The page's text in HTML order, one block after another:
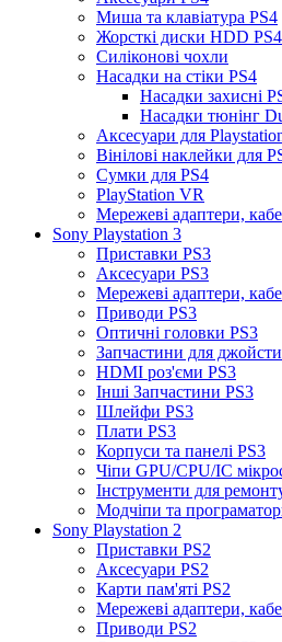
Миша та клавіатура PS4
Жорсткі диски HDD PS4
Силіконові чохли
Насадки на стіки PS4
Насадки захисні
Насадки тюнінг
Аксесуари для
Вінілові наклейки для
Сумки для PS4
PlayStation VR
Мережеві адаптери,
Sony Playstation 3
Приставки PS3
Аксесуари PS3
Мережеві адаптери,
Приводи PS3
Оптичні головки PS3
Запчастини для
HDMI роз'єми PS3
Інші Запчастини PS3
Шлейфи PS3
Плати PS3
Корпуси та панелі PS3
Чіпи GPU/CPU/IC
Інструменти для
Модчіпи та
Sony Playstation 2
Приставки PS2
Аксесуари PS2
Карти пам'яті PS2
Мережеві адаптери,
Приводи PS2